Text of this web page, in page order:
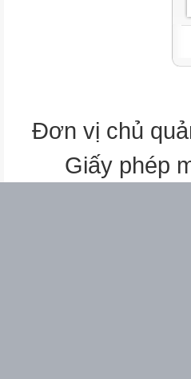
Đơn vị chủ
Giấy phép